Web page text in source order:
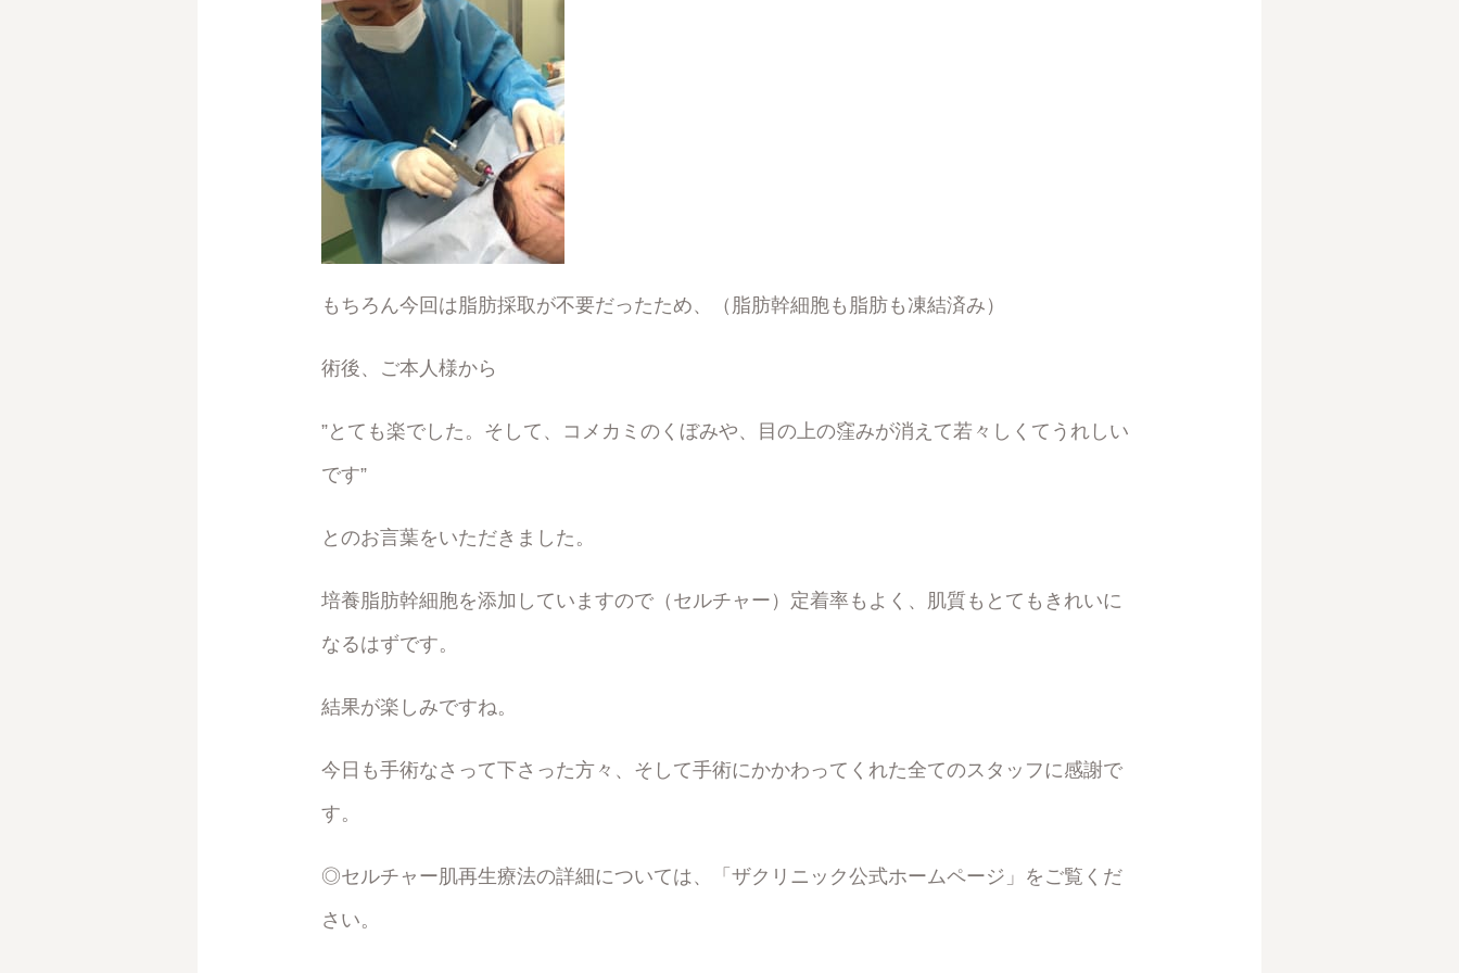
もちろん今回は脂肪採取が不要だったため、（脂肪幹細胞も脂肪も凍結済み）
術後、ご本人様から
”とても楽でした。そして、コメカミのくぼみや、目の上の窪みが消えて若々しくてうれしい
です”
とのお言葉をいただきました。
培養脂肪幹細胞を添加していますので（セルチャー）定着率もよく、肌質もとてもきれいに
なるはずです。
結果が楽しみですね。
今日も手術なさって下さった方々、そして手術にかかわってくれた全てのスタッフに感謝で
す。
◎セルチャー肌再生療法の詳細については、「 ザクリニック公式ホームページ 」をご覧くだ
さい。